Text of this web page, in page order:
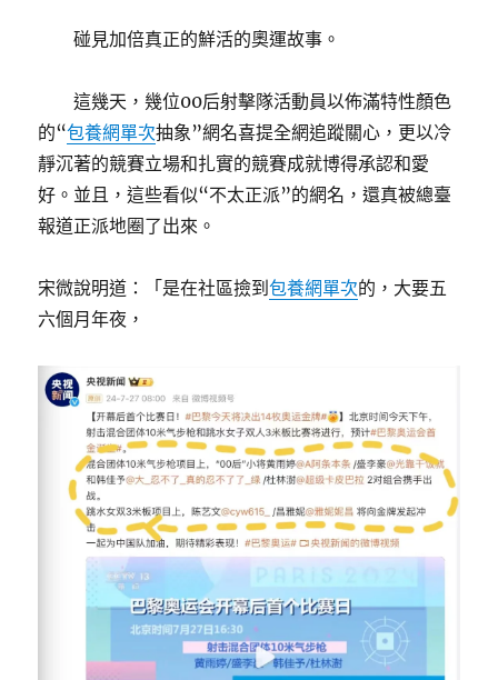
碰見加倍真正的鮮活的奧運故事。
這幾天，幾位00后射擊隊活動員以佈滿特性顏色
的“包養網單次抽象”網名喜提全網追蹤關心，更以冷
靜沉著的競賽立場和扎實的競賽成就博得承認和愛
好。並且，這些看似“不太正派”的網名，還真被總臺
報道正派地圈了出來。
宋微說明道：「是在社區撿到包養網單次的，大要五
六個月年夜，